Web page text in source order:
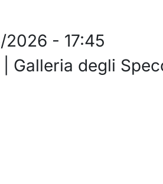
2026 - 17:45
Galleria degli